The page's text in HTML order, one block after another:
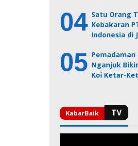
Satu Orang
Kebakaran
Indonesia di
Nganjuk
Koi Ketar-